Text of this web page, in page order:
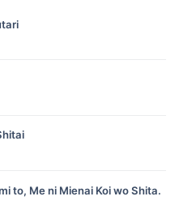
to, Me ni Mienai Koi wo Shita.